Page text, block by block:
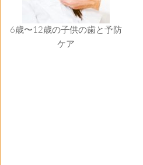
6歳〜12歳の子供の歯と予防
ケア